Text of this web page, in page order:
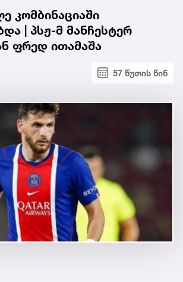
კომბინაციაში
| პსჟ-მ მანჩესტერ
ფრედ ითამაშა
57 წუთის წინ